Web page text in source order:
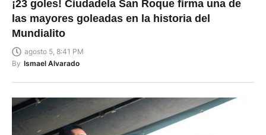
¡23 goles! Ciudadela San Roque firma una de
las mayores goleadas en la historia del
Mundialito
agosto 5, 8:41 PM
By Ismael Alvarado